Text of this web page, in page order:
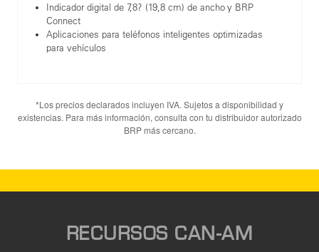
Indicador digital de 7,8? (19,8 cm) de ancho y BRP
Connect
Aplicaciones para teléfonos inteligentes optimizadas
para vehículos
*Los precios declarados incluyen IVA. Sujetos a disponibilidad y
existencias. Para más información, consulta con tu distribuidor autorizado
BRP más cercano.
RECURSOS CAN-AM